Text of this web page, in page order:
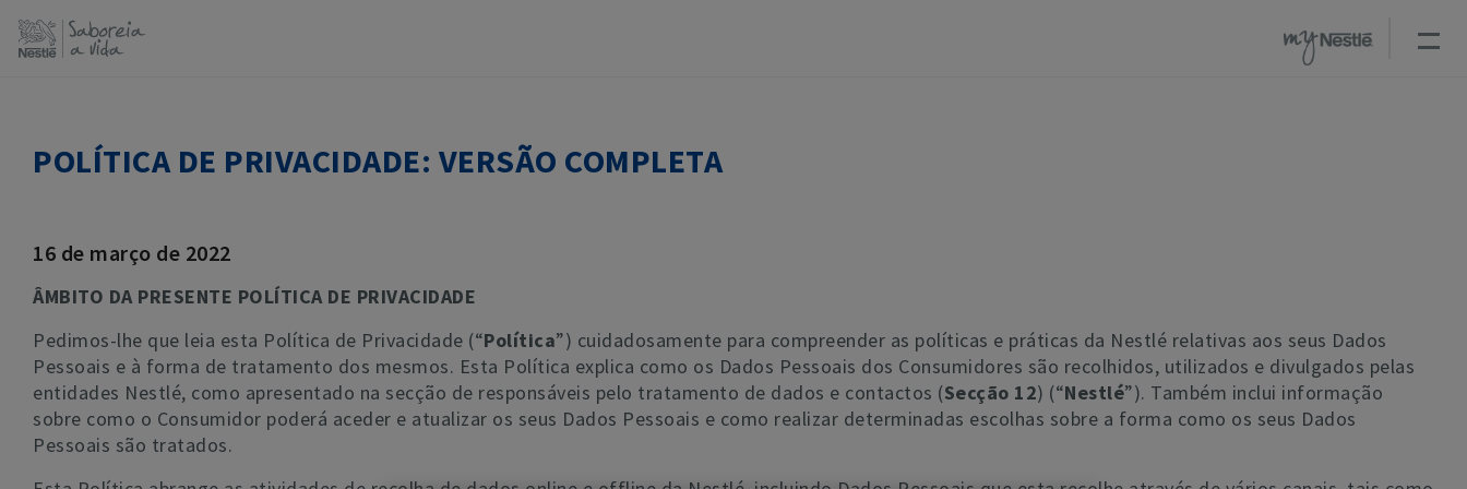
para
POLÍTICA DE PRIVACIDADE: VERSÃO COMPLETA
16 de março de 2022
ÂMBITO DA PRESENTE POLÍTICA DE PRIVACIDADE
Pedimos-lhe que leia esta Política de Privacidade (“Política”) cuidadosamente para compreender as políticas e práticas da Nestlé relativas aos seus Dados
Pessoais e à forma de tratamento dos mesmos. Esta Política explica como os Dados Pessoais dos Consumidores são recolhidos, utilizados e divulgados pelas
entidades Nestlé, como apresentado na secção de responsáveis pelo tratamento de dados e contactos (Secção 12) (“Nestlé”). Também inclui informação
sobre como o Consumidor poderá aceder e atualizar os seus Dados Pessoais e como realizar determinadas escolhas sobre a forma como os seus Dados
Pessoais são tratados.